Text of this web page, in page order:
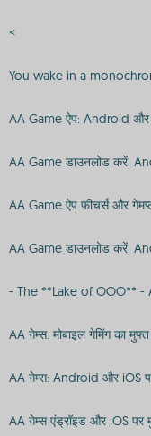
<
You wake in a
AA Game ऐप: Android और
AA Game डाउनलोड करें:
AA Game ऐप फीचर्स और
AA Game डाउनलोड करें:
- The **Lake of OOO** -
AA गेम्स: मोबाइल गेमिंग का
AA गेम्स: Android और iOS
AA गेम्स एंड्रॉइड और iOS पर